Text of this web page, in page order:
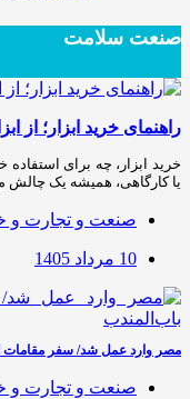
صنعت سلامت
راهنمای خرید ابزار؛ از
خرید ابزار، چه برای
یا کارگاهی، همیشه یک
صنعت و تجارت و
10 مرداد 1405
مصر وارد عمل شد/ سفر مقامات
صنعت و تجارت و